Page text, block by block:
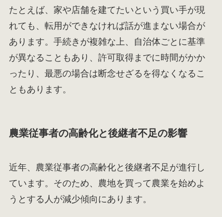
たとえば、家や店舗を建てたいという買い手が現
れても、転用ができなければ話が進まない場合が
あります。手続きが複雑な上、自治体ごとに基準
が異なることもあり、許可取得までに時間がかか
ったり、最悪の場合は断念せざるを得なくなるこ
ともあります。
農業従事者の高齢化と後継者不足の影響
近年、農業従事者の高齢化と後継者不足が進行し
ています。そのため、農地を買って農業を始めよ
うとする人が減少傾向にあります。